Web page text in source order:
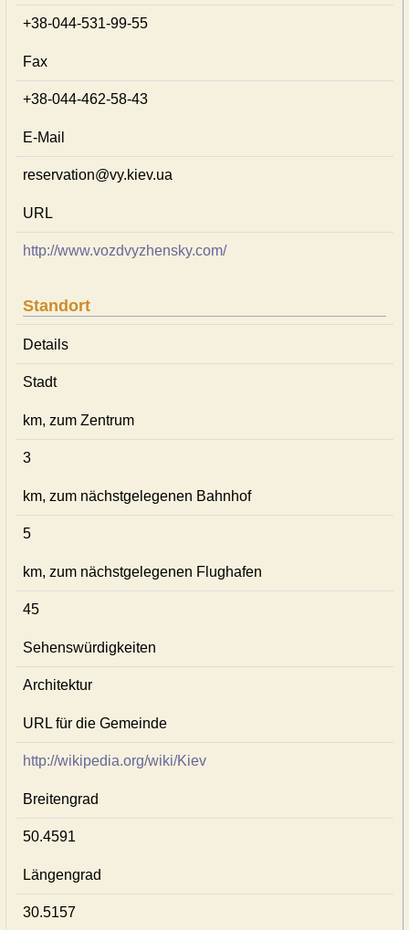
+38-044-531-99-55
Fax
+38-044-462-58-43
E-Mail
reservation@vy.kiev.ua
URL
http://www.vozdvyzhensky.com/
Standort
Details
Stadt
km, zum Zentrum
3
km, zum nächstgelegenen Bahnhof
5
km, zum nächstgelegenen Flughafen
45
Sehenswürdigkeiten
Architektur
URL für die Gemeinde
http://wikipedia.org/wiki/Kiev
Breitengrad
50.4591
Längengrad
30.5157